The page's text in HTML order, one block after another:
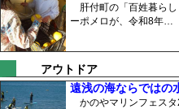
肝付町の「百姓暮らし
ーポメロが、令和8年…
アウトドア
遠浅の海ならではの
かのやマリンフェス